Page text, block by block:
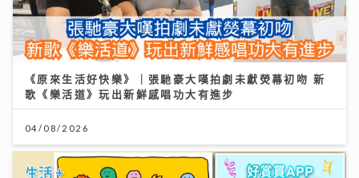
《原來生活好快樂》｜張馳豪大嘆拍劇未獻熒幕初吻 新
歌《樂活道》玩出新鮮感唱功大有進步
04/08/2026